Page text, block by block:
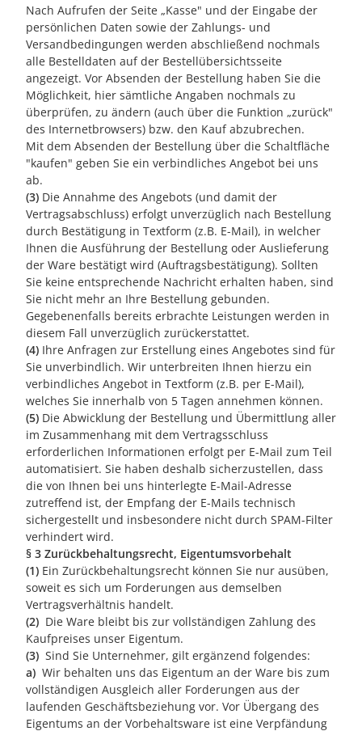
Nach Aufrufen der Seite „Kasse" und der Eingabe der
persönlichen Daten sowie der Zahlungs- und
Versandbedingungen werden abschließend nochmals
alle Bestelldaten auf der Bestellübersichtsseite
angezeigt. Vor Absenden der Bestellung haben Sie die
Möglichkeit, hier sämtliche Angaben nochmals zu
überprüfen, zu ändern (auch über die Funktion „zurück"
des Internetbrowsers) bzw. den Kauf abzubrechen.
Mit dem Absenden der Bestellung über die Schaltfläche
"kaufen" geben Sie ein verbindliches Angebot bei uns
ab.
(3) Die Annahme des Angebots (und damit der
Vertragsabschluss) erfolgt unverzüglich nach Bestellung
durch Bestätigung in Textform (z.B. E-Mail), in welcher
Ihnen die Ausführung der Bestellung oder Auslieferung
der Ware bestätigt wird (Auftragsbestätigung). Sollten
Sie keine entsprechende Nachricht erhalten haben, sind
Sie nicht mehr an Ihre Bestellung gebunden.
Gegebenenfalls bereits erbrachte Leistungen werden in
diesem Fall unverzüglich zurückerstattet.
(4) Ihre Anfragen zur Erstellung eines Angebotes sind für
Sie unverbindlich. Wir unterbreiten Ihnen hierzu ein
verbindliches Angebot in Textform (z.B. per E-Mail),
welches Sie innerhalb von 5 Tagen annehmen können.
(5) Die Abwicklung der Bestellung und Übermittlung aller
im Zusammenhang mit dem Vertragsschluss
erforderlichen Informationen erfolgt per E-Mail zum Teil
automatisiert. Sie haben deshalb sicherzustellen, dass
die von Ihnen bei uns hinterlegte E-Mail-Adresse
zutreffend ist, der Empfang der E-Mails technisch
sichergestellt und insbesondere nicht durch SPAM-Filter
verhindert wird.
§ 3 Zurückbehaltungsrecht, Eigentumsvorbehalt
(1) Ein Zurückbehaltungsrecht können Sie nur ausüben,
soweit es sich um Forderungen aus demselben
Vertragsverhältnis handelt.
(2) Die Ware bleibt bis zur vollständigen Zahlung des
Kaufpreises unser Eigentum.
(3) Sind Sie Unternehmer, gilt ergänzend folgendes:
a) Wir behalten uns das Eigentum an der Ware bis zum
vollständigen Ausgleich aller Forderungen aus der
laufenden Geschäftsbeziehung vor. Vor Übergang des
Eigentums an der Vorbehaltsware ist eine Verpfändung